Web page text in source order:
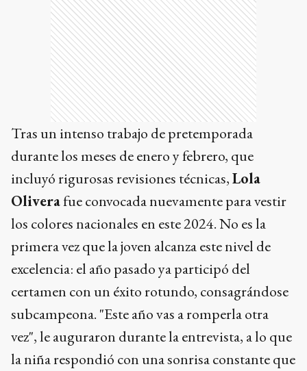
Tras un intenso trabajo de pretemporada
durante los meses de enero y febrero, que
incluyó rigurosas revisiones técnicas,Lola
Oliverafue convocada nuevamente para vestir
los colores nacionales en este 2024. No es la
primera vez que la joven alcanza este nivel de
excelencia: el año pasado ya participó del
certamen con un éxito rotundo, consagrándose
subcampeona. "Este año vas a romperla otra
vez", le auguraron durante la entrevista, a lo que
la niña respondió con una sonrisa constante que